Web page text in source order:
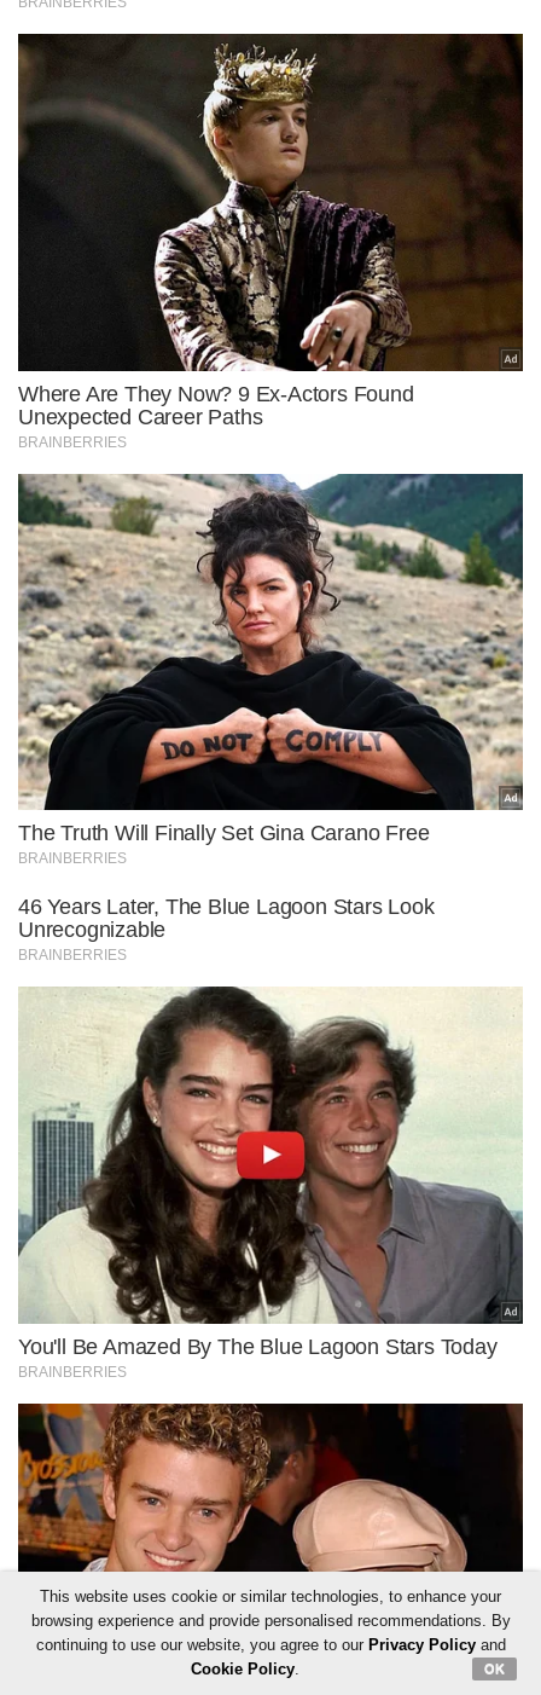
This website uses cookie or similar technologies, to enhance your
browsing experience and provide personalised recommendations. By
continuing to use our website, you agree to our Privacy Policyand
Cookie Policy. OK